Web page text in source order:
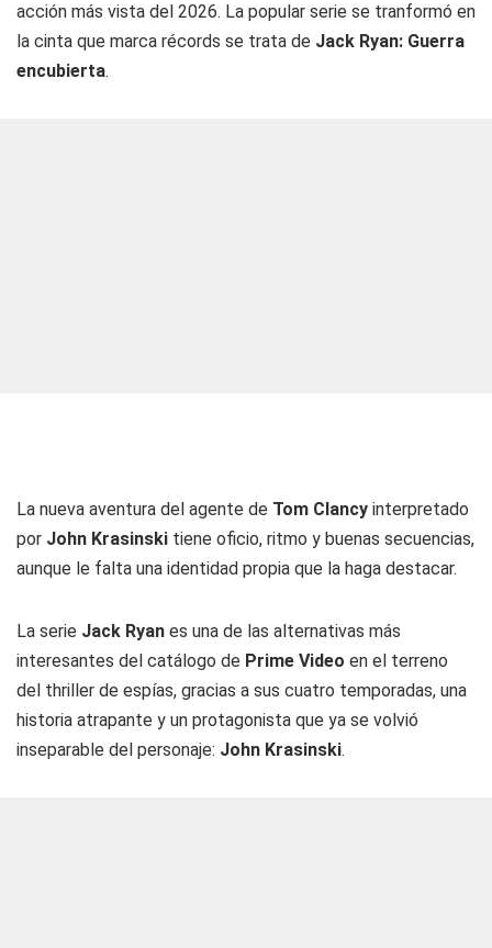
acción más vista del 2026. La popular serie se tranformó en
la cinta que marca récords se trata de Jack Ryan: Guerra
encubierta.
La nueva aventura del agente de Tom Clancy interpretado
por John Krasinski tiene oficio, ritmo y buenas secuencias,
aunque le falta una identidad propia que la haga destacar.
La serie Jack Ryan es una de las alternativas más
interesantes del catálogo de Prime Video en el terreno
del thriller de espías, gracias a sus cuatro temporadas, una
historia atrapante y un protagonista que ya se volvió
inseparable del personaje: John Krasinski.